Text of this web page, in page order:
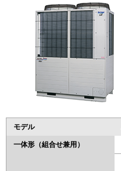
モデル
一体形（組合せ兼用）